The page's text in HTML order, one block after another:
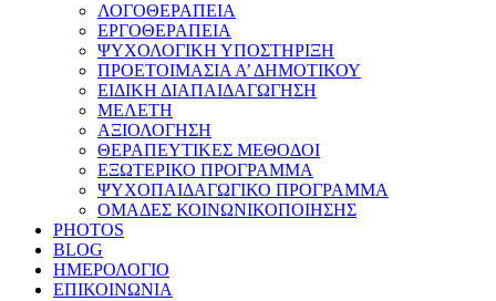
ΛΟΓΟΘΕΡΑΠΕΙΑ
ΕΡΓΟΘΕΡΑΠΕΙΑ
ΨΥΧΟΛΟΓΙΚΗ ΥΠΟΣΤΗΡΙΞΗ
ΠΡΟΕΤΟΙΜΑΣΙΑ Α’ ΔΗΜΟΤΙΚΟΥ
ΕΙΔΙΚΗ ΔΙΑΠΑΙΔΑΓΩΓΗΣΗ
ΜΕΛΕΤΗ
ΑΞΙΟΛΟΓΗΣΗ
ΘΕΡΑΠΕΥΤΙΚΕΣ ΜΕΘΟΔΟΙ
ΕΞΩΤΕΡΙΚΟ ΠΡΟΓΡΑΜΜΑ
ΨΥΧΟΠΑΙΔΑΓΩΓΙΚΟ ΠΡΟΓΡΑΜΜΑ
ΟΜΑΔΕΣ ΚΟΙΝΩΝΙΚΟΠΟΙΗΣΗΣ
PHOTOS
BLOG
ΗΜΕΡΟΛΟΓΙΟ
ΕΠΙΚΟΙΝΩΝΙΑ